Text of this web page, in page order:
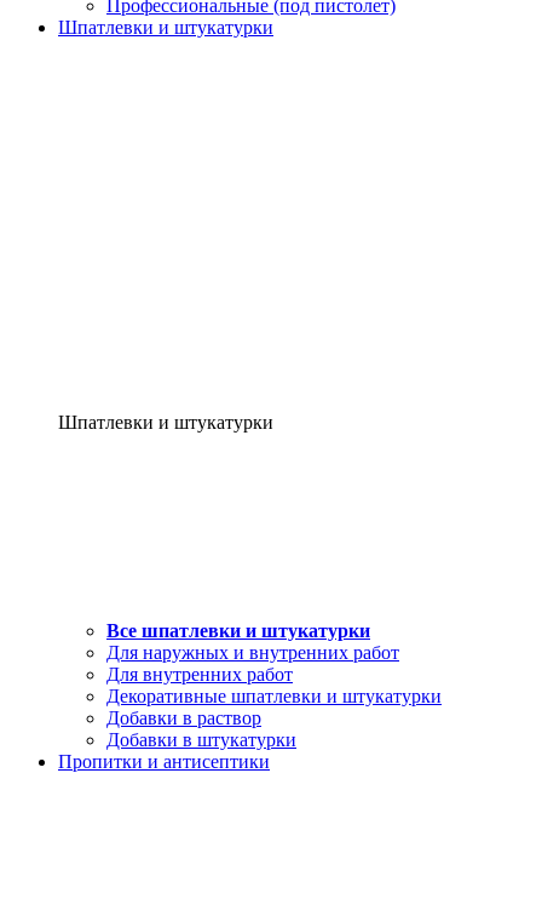
Профессиональные (под пистолет)
Шпатлевки и штукатурки
Шпатлевки и штукатурки
Все шпатлевки и штукатурки
Для наружных и внутренних работ
Для внутренних работ
Декоративные шпатлевки и штукатурки
Добавки в раствор
Добавки в штукатурки
Пропитки и антисептики